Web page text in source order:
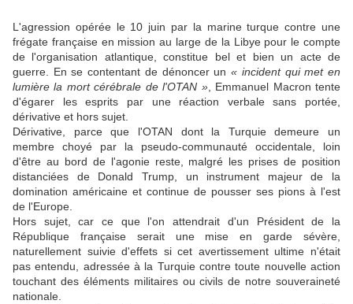
L'agression opérée le 10 juin par la marine turque contre une
frégate française en mission au large de la Libye pour le compte
de l'organisation atlantique, constitue bel et bien un acte de
guerre. En se contentant de dénoncer un« incident qui met en
lumière la mort cérébrale de l'OTAN », Emmanuel Macron tente
d'égarer les esprits par une réaction verbale sans portée,
dérivative et hors sujet.
Dérivative, parce que l'OTAN dont la Turquie demeure un
membre choyé par la pseudo-communauté occidentale, loin
d'être au bord de l'agonie reste, malgré les prises de position
distanciées de Donald Trump, un instrument majeur de la
domination américaine et continue de pousser ses pions à l'est
de l'Europe.
Hors sujet, car ce que l'on attendrait d'un Président de la
République française serait une mise en garde sévère,
naturellement suivie d'effets si cet avertissement ultime n'était
pas entendu, adressée à la Turquie contre toute nouvelle action
touchant des éléments militaires ou civils de notre souveraineté
nationale.